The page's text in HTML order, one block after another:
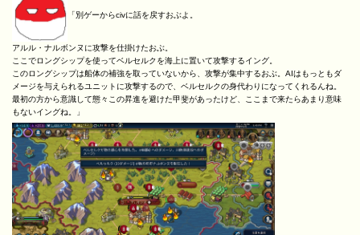
「別ゲーからcivに話を戻すおぶよ。
アルル・ナルボンヌに攻撃を仕掛けたおぶ。
ここでロングシップを使ってベルセルクを海上に置いて攻撃するイング。
このロングシップは船体の補強を取っていないから、攻撃が集中するおぶ。AIはもっともダ
メージを与えられるユニットに攻撃するので、ベルセルクの身代わりになってくれるんね。
最初の方から意識して態々この昇進を避けた甲斐があったけど、ここまで来たらあまり意味
もないイングね。」